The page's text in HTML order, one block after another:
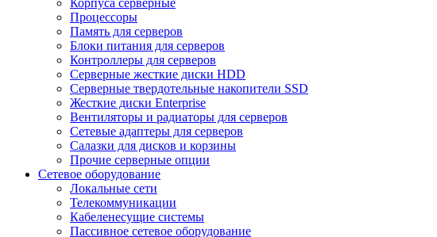
Корпуса серверные
Процессоры
Память для серверов
Блоки питания для серверов
Контроллеры для серверов
Серверные жесткие диски HDD
Серверные твердотельные накопители SSD
Жесткие диски Enterprise
Вентиляторы и радиаторы для серверов
Сетевые адаптеры для серверов
Салазки для дисков и корзины
Прочие серверные опции
Сетевое оборудование
Локальные сети
Телекоммуникации
Кабеленесущие системы
Пассивное сетевое оборудование